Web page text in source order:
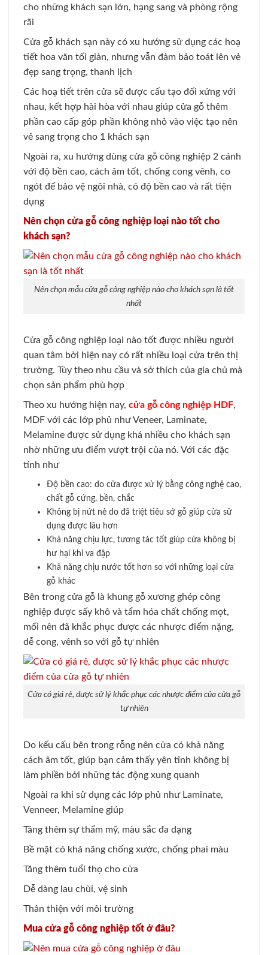
cho những khách sạn lớn, hạng sang và phòng rộng
rãi
Cửa gỗ khách sạn này có xu hướng sử dụng các hoạ
tiết hoa văn tối giản, nhưng vẫn đảm bảo toát lên vẻ
đẹp sang trọng, thanh lịch
Các hoạ tiết trên cửa sẽ được cấu tạo đối xứng với
nhau, kết hợp hài hòa với nhau giúp cửa gỗ thêm
phần cao cấp góp phần không nhỏ vào việc tạo nên
vẻ sang trọng cho 1 khách sạn
Ngoài ra, xu hướng dùng cửa gỗ công nghiệp 2 cánh
với độ bền cao, cách âm tốt, chống cong vênh, co
ngót để bảo vệ ngôi nhà, có độ bền cao và rất tiện
dụng
Nên chọn cửa gỗ công nghiệp loại nào tốt cho
khách sạn?
Nên chọn mẫu cửa gỗ công nghiệp nào cho khách sạn là tốt
nhất
Cửa gỗ công nghiệp loại nào tốt được nhiều người
quan tâm bởi hiện nay có rất nhiều loại cửa trên thị
trường. Tùy theo nhu cầu và sở thích của gia chủ mà
chọn sản phẩm phù hợp
Theo xu hướng hiện nay, cửa gỗ công nghiệp HDF,
MDF với các lớp phủ như Veneer, Laminate,
Melamine được sử dụng khá nhiều cho khách sạn
nhờ những ưu điểm vượt trội của nó. Với các đặc
tính như
Độ bền cao: do cửa được xử lý bằng công nghệ cao,
chất gỗ cứng, bền, chắc
Không bị nứt nẻ do đã triệt tiêu sớ gỗ giúp cửa sử
dụng được lâu hơn
Khả năng chịu lực, tương tác tốt giúp cửa không bị
hư hại khi va đập
Khả năng chịu nước tốt hơn so với những loại cửa
gỗ khác
Bên trong cửa gỗ là khung gỗ xương ghép công
nghiệp được sấy khô và tẩm hóa chất chống mọt,
mối nên đã khắc phục được các nhược điểm nặng,
dễ cong, vênh so với gỗ tự nhiên
Cửa có giá rẻ, được sử lý khắc phục các nhược điểm của cửa gỗ
tự nhiên
Do kếu cấu bên trong rỗng nên cửa có khả năng
cách âm tốt, giúp bạn cảm thấy yên tĩnh không bị
làm phiền bởi những tác động xung quanh
Ngoài ra khi sử dụng các lớp phủ như Laminate,
Venneer, Melamine giúp
Tăng thêm sự thẩm mỹ, màu sắc đa dạng
Bề mặt có khả năng chống xước, chống phai màu
Tăng thêm tuổi thọ cho cửa
Dễ dàng lau chùi, vệ sinh
Thân thiện với môi trường
Mua cửa gỗ công nghiệp tốt ở đâu?